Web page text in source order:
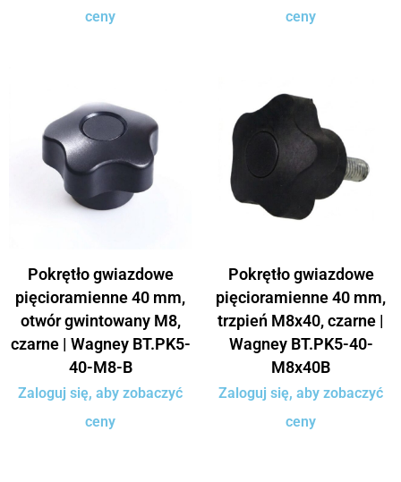
ceny
ceny
Pokrętło gwiazdowe
pięcioramienne 40 mm,
otwór gwintowany M8,
czarne | Wagney BT.PK5-
40-M8-B
Zaloguj się, aby zobaczyć
ceny
Pokrętło gwiazdowe
pięcioramienne 40 mm,
trzpień M8x40, czarne |
Wagney BT.PK5-40-
M8x40B
Zaloguj się, aby zobaczyć
ceny